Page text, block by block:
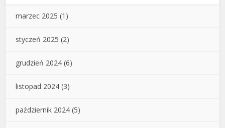
marzec 2025 (1)
styczeń 2025 (2)
grudzień 2024 (6)
listopad 2024 (3)
październik 2024 (5)